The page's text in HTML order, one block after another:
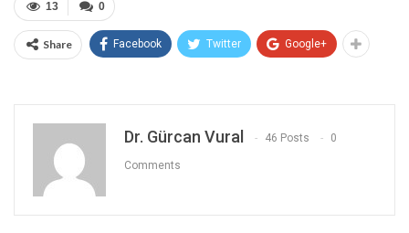
0
13
Share Facebook Twitter Google+
Dr. Gürcan Vural 46 Posts 0
Comments